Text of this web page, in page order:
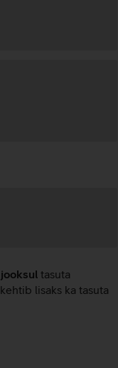
tasuta
lisaks ka tasuta